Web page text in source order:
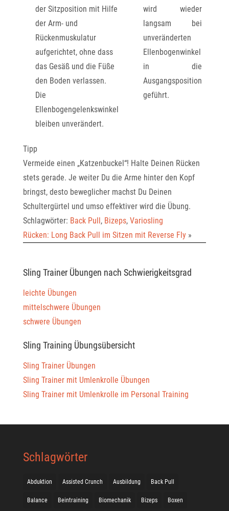
der Sitzposition mit Hilfe
der Arm- und
Rückenmuskulatur
aufgerichtet, ohne dass
das Gesäß und die Füße
den Boden verlassen.
Die
Ellenbogengelenkswinkel
bleiben unverändert.
wird wieder
langsam bei
unveränderten
Ellenbogenwinkel
in die
Ausgangsposition
geführt.
Tipp
Vermeide einen „Katzenbuckel“! Halte Deinen Rücken
stets gerade. Je weiter Du die Arme hinter den Kopf
bringst, desto beweglicher machst Du Deinen
Schultergürtel und umso effektiver wird die Übung.
Schlagwörter: Back Pull, Bizeps, Variosling
Rücken: Long Back Pull im Sitzen mit Reverse Fly»
Sling Trainer Übungen nach Schwierigkeitsgrad
leichte Übungen
mittelschwere Übungen
schwere Übungen
Sling Training Übungsübersicht
Sling Trainer Übungen
Sling Trainer mit Umlenkrolle Übungen
Sling Trainer mit Umlenkrolle im Personal Training
Schlagwörter
Abduktion Assisted Crunch Ausbildung Back Pull
Balance Beintraining Biomechanik Bizeps Boxen